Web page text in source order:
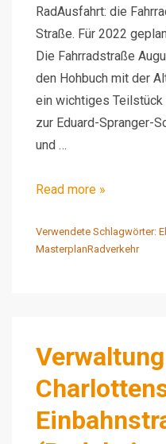
RadAusfahrt: die
Straße. Für 2022
Die Fahrradstraße
den Hohbuch mit der
ein wichtiges Teilstück
zur Eduard-Spranger-
und …
Video
RT-
Fahrradstraße
–
mit
Bürgermeistern
Weiskopf
und
Read more »
Verwendete Schlagwörter:
MasterplanRadverkehr